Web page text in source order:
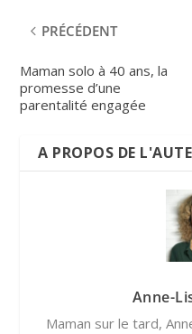
PRÉCÉDENT
Maman solo à 40 ans, la
promesse d’une
parentalité engagée
A PROPOS DE
Anne-
Maman sur le tard,